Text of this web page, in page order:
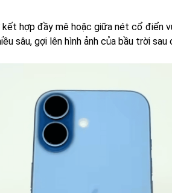
hợp đầy mê hoặc giữa nét cổ điển
sâu, gợi lên hình ảnh của bầu trời